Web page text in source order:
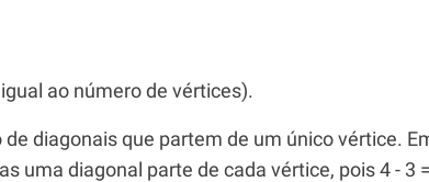
ao número de vértices).
de diagonais que partem de um único vértice.
uma diagonal parte de cada vértice, pois 4 - 3